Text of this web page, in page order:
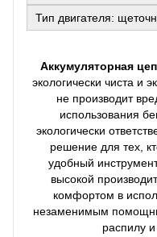
Тип двигателя:
Аккумуляторная
экологически чиста и
не производит
использования
экологически
решение для тех,
удобный
высокой
комфортом в
незаменимым
распилу